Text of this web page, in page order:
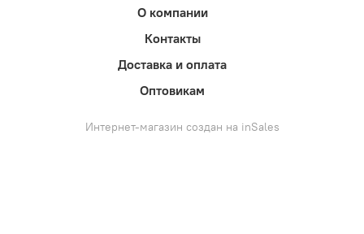
О компании
Контакты
Доставка и оплата
Оптовикам
Интернет-магазин создан на inSales